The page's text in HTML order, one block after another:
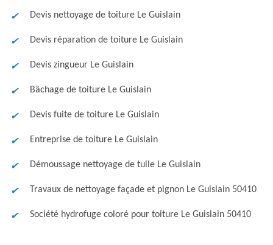
Devis nettoyage de toiture Le Guislain
Devis réparation de toiture Le Guislain
Devis zingueur Le Guislain
Bâchage de toiture Le Guislain
Devis fuite de toiture Le Guislain
Entreprise de toiture Le Guislain
Démoussage nettoyage de tuile Le Guislain
Travaux de nettoyage façade et pignon Le Guislain 50410
Société hydrofuge coloré pour toiture Le Guislain 50410